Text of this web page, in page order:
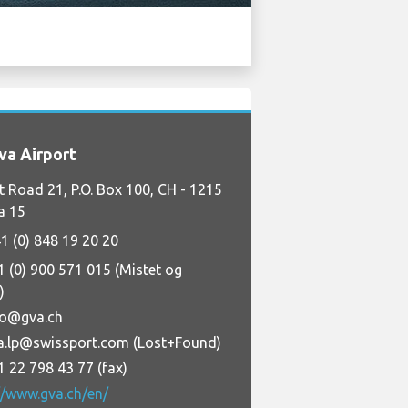
Airport
21, P.O. Box 100, CH - 1215
15
(0) 848 19 20 20
(0) 900 571 015 (Mistet og
(Lost+Found)
22 798 43 77 (fax)
www.gva.ch/en/